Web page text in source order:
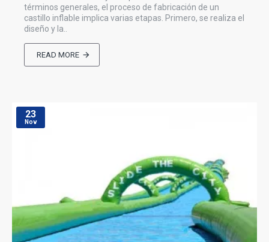
términos generales, el proceso de fabricación de un
castillo inflable implica varias etapas. Primero, se realiza el
diseño y la..
READ MORE
23
Nov